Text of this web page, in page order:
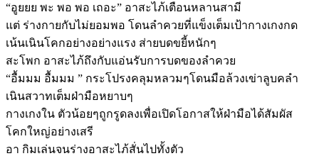
“อูยยย พะ พอ พอ เถอะ” อาสะไภ้เตือนหลานสามี
แต่ ร่างกายกับไม่ยอมพอ โดนลำควยที่แข็งเต็มเป้ากางเกงกด
เน้นเนินโคกอย่างอย่างแรง ส่ายบดขยี้หนักๆ
สะโพก อาสะไภ้ถึงกับแอ่นรับการบดของลำควย
“อื้มมม อื้มมม ” กระโปรงคลุมหลวมๆโดนมือล้วงเข่าลูบคลำ
เนินสวาทเต็มฝ่ามือหยาบๆ
กางเกงใน ตัวน้อยๆถูกรูดลงเพื่อเปิดโอกาสให้ฝ่ามือได้สัมผัส
โคกใหญ่อย่างเสรี
อา กิมเล่นจนร่างอาสะไภ้สั่นไปทั้งตัว